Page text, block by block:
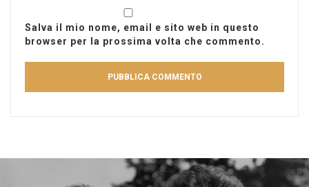
Salva il mio nome, email e sito web in questo
browser per la prossima volta che commento.